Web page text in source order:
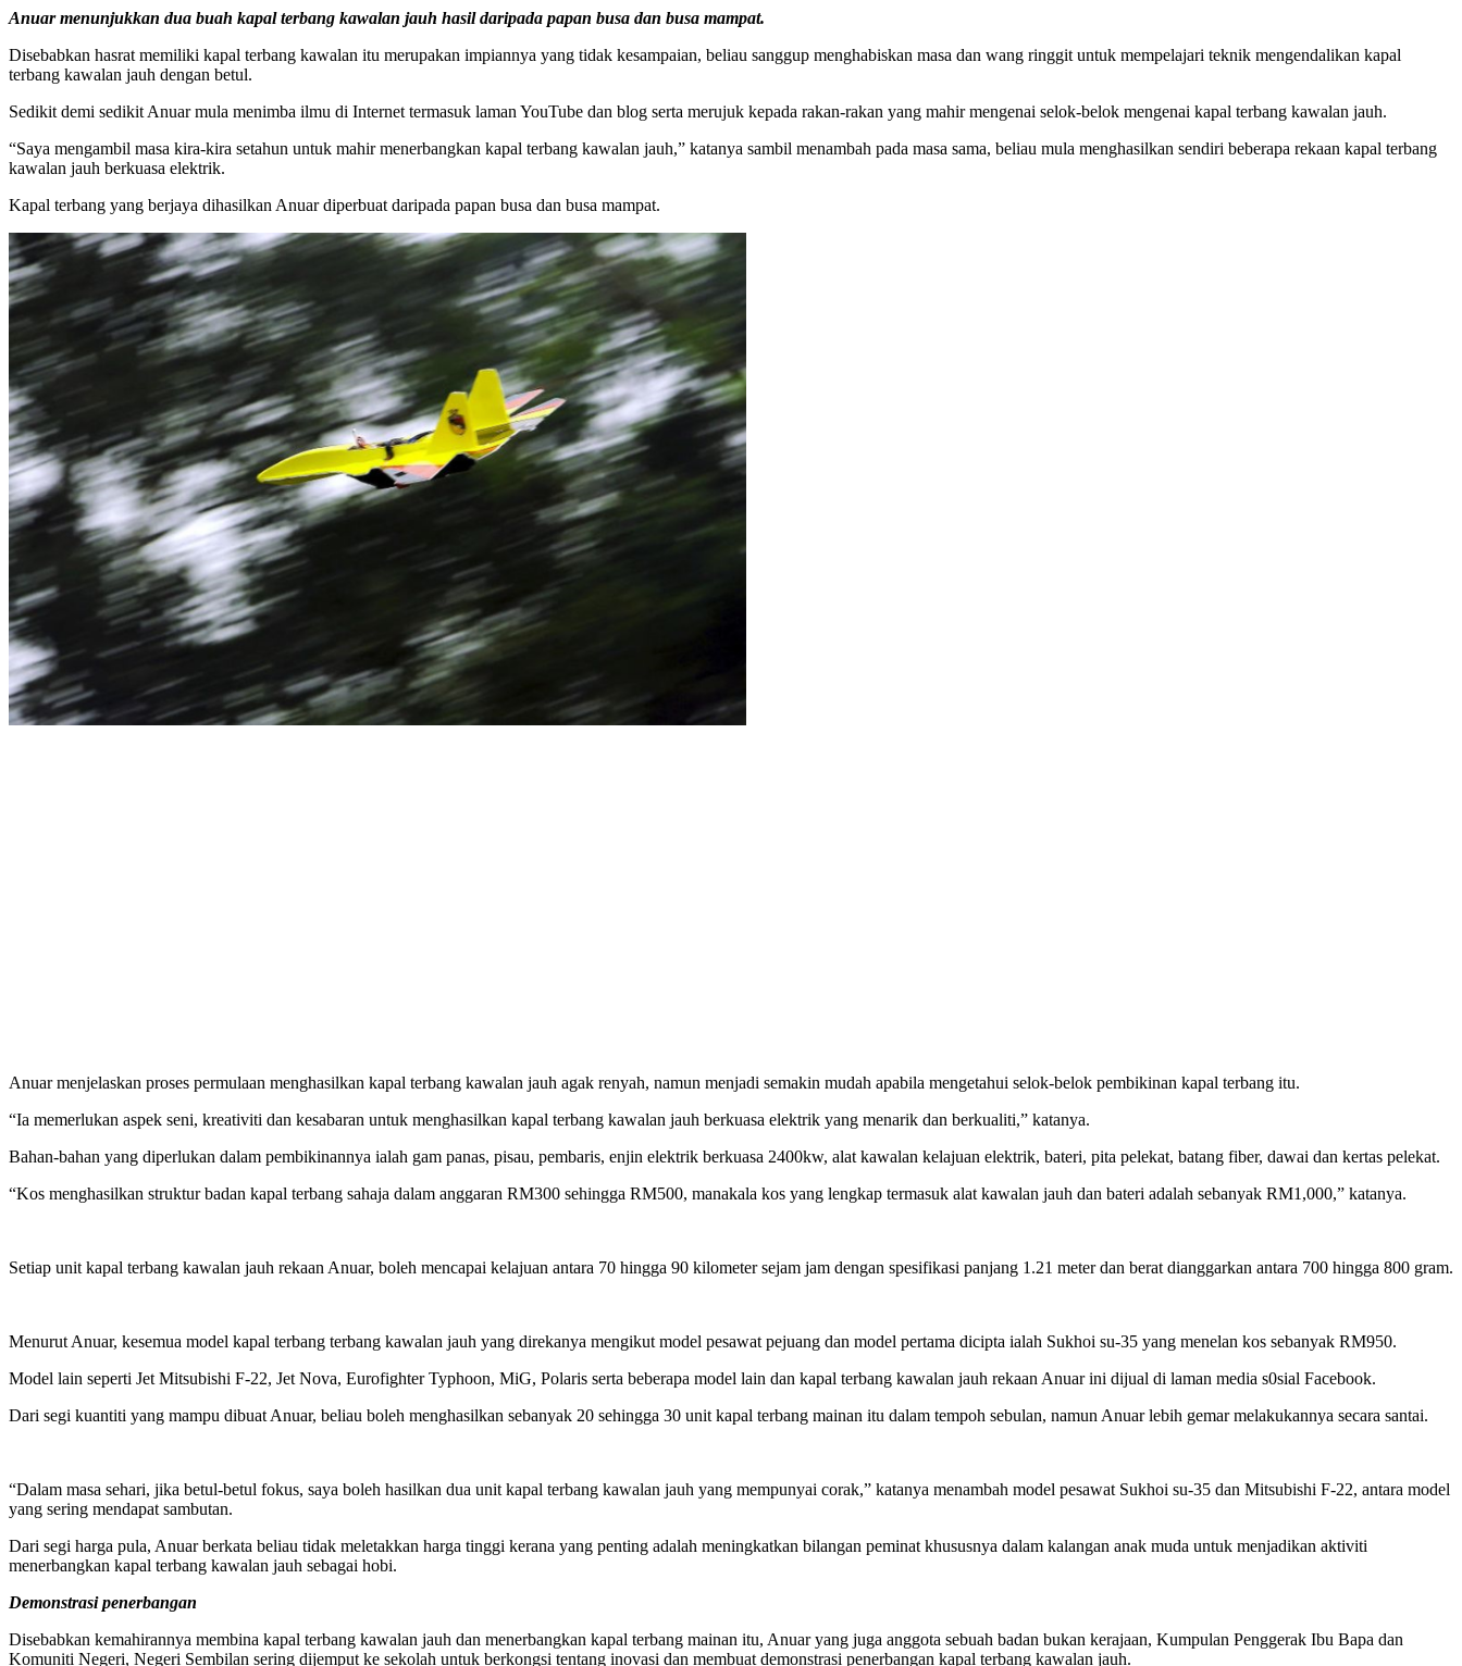
Anuar menunjukkan dua buah kapal terbang kawalan jauh hasil daripada papan busa dan busa mampat.
Disebabkan hasrat memiliki kapal terbang kawalan itu merupakan impiannya yang tidak kesampaian, beliau sanggup menghabiskan masa dan wang ringgit untuk mempelajari teknik mengendalikan kapal
terbang kawalan jauh dengan betul.
Sedikit demi sedikit Anuar mula menimba ilmu di Internet termasuk laman YouTube dan blog serta merujuk kepada rakan-rakan yang mahir mengenai selok-belok mengenai kapal terbang kawalan jauh.
“Saya mengambil masa kira-kira setahun untuk mahir menerbangkan kapal terbang kawalan jauh,” katanya sambil menambah pada masa sama, beliau mula menghasilkan sendiri beberapa rekaan kapal terbang
kawalan jauh berkuasa elektrik.
Kapal terbang yang berjaya dihasilkan Anuar diperbuat daripada papan busa dan busa mampat.
Anuar menjelaskan proses permulaan menghasilkan kapal terbang kawalan jauh agak renyah, namun menjadi semakin mudah apabila mengetahui selok-belok pembikinan kapal terbang itu.
“Ia memerlukan aspek seni, kreativiti dan kesabaran untuk menghasilkan kapal terbang kawalan jauh berkuasa elektrik yang menarik dan berkualiti,” katanya.
Bahan-bahan yang diperlukan dalam pembikinannya ialah gam panas, pisau, pembaris, enjin elektrik berkuasa 2400kw, alat kawalan kelajuan elektrik, bateri, pita pelekat, batang fiber, dawai dan kertas pelekat.
“Kos menghasilkan struktur badan kapal terbang sahaja dalam anggaran RM300 sehingga RM500, manakala kos yang lengkap termasuk alat kawalan jauh dan bateri adalah sebanyak RM1,000,” katanya.
Setiap unit kapal terbang kawalan jauh rekaan Anuar, boleh mencapai kelajuan antara 70 hingga 90 kilometer sejam jam dengan spesifikasi panjang 1.21 meter dan berat dianggarkan antara 700 hingga 800 gram.
Menurut Anuar, kesemua model kapal terbang terbang kawalan jauh yang direkanya mengikut model pesawat pejuang dan model pertama dicipta ialah Sukhoi su-35 yang menelan kos sebanyak RM950.
Model lain seperti Jet Mitsubishi F-22, Jet Nova, Eurofighter Typhoon, MiG, Polaris serta beberapa model lain dan kapal terbang kawalan jauh rekaan Anuar ini dijual di laman media s0sial Facebook.
Dari segi kuantiti yang mampu dibuat Anuar, beliau boleh menghasilkan sebanyak 20 sehingga 30 unit kapal terbang mainan itu dalam tempoh sebulan, namun Anuar lebih gemar melakukannya secara santai.
“Dalam masa sehari, jika betul-betul fokus, saya boleh hasilkan dua unit kapal terbang kawalan jauh yang mempunyai corak,” katanya menambah model pesawat Sukhoi su-35 dan Mitsubishi F-22, antara model
yang sering mendapat sambutan.
Dari segi harga pula, Anuar berkata beliau tidak meletakkan harga tinggi kerana yang penting adalah meningkatkan bilangan peminat khususnya dalam kalangan anak muda untuk menjadikan aktiviti
menerbangkan kapal terbang kawalan jauh sebagai hobi.
Demonstrasi penerbangan
Disebabkan kemahirannya membina kapal terbang kawalan jauh dan menerbangkan kapal terbang mainan itu, Anuar yang juga anggota sebuah badan bukan kerajaan, Kumpulan Penggerak Ibu Bapa dan
Komuniti Negeri, Negeri Sembilan sering dijemput ke sekolah untuk berkongsi tentang inovasi dan membuat demonstrasi penerbangan kapal terbang kawalan jauh.